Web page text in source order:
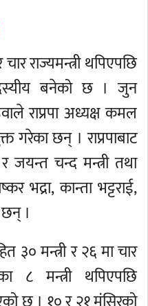
चार राज्यमन्त्री थपिएपछि
बनेको छ । जुन
राप्रपा अध्यक्ष कमल
गरेका छन् । राप्रपाबाट
जयन्त चन्द मन्त्री तथा
भद्रा, कान्ता भट्टराई,
।
३० मन्त्री र २६ मा चार
८ मन्त्री थपिएपछि